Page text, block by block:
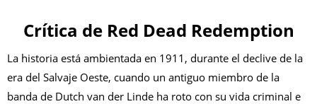
Crítica de Red Dead Redemption
La historia está ambientada en 1911, durante el declive de la
era del Salvaje Oeste, cuando un antiguo miembro de la
banda de Dutch van der Linde ha roto con su vida criminal e